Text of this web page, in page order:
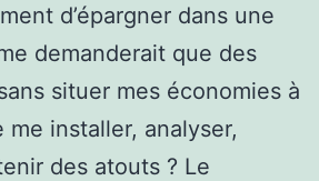
d’épargner dans une
demanderait que des
situer mes économies à
installer, analyser,
des atouts ? Le